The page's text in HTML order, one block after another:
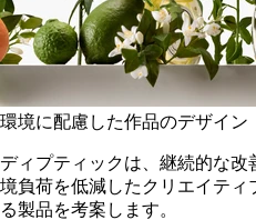
環境に配慮した作品のデザイン
ディプティックは、継続的な
境負荷を低減した​クリエイティ
る製品を考案します。